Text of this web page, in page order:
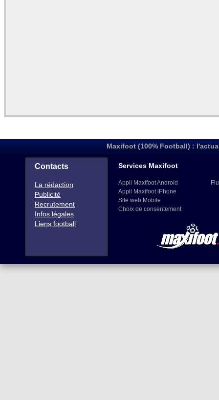
Maxifoot (100% Football) :
Contacts
La rédaction
Publicité
Recrutement
Infos légales
Liens football
Services Maxifoot
Appli Maxifoot Android
Appli Maxifoot iPhone
Site web Mobile
Choix de consentement